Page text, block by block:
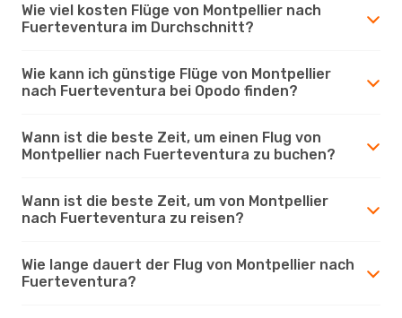
Wie viel kosten Flüge von Montpellier nach
Fuerteventura im Durchschnitt?
Wie kann ich günstige Flüge von Montpellier
nach Fuerteventura bei Opodo finden?
Wann ist die beste Zeit, um einen Flug von
Montpellier nach Fuerteventura zu buchen?
Wann ist die beste Zeit, um von Montpellier
nach Fuerteventura zu reisen?
Wie lange dauert der Flug von Montpellier nach
Fuerteventura?